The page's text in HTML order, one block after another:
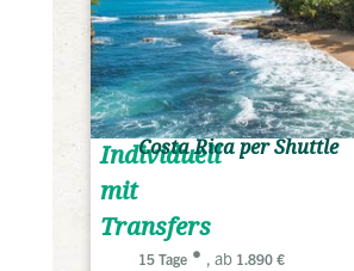
Individuell
mit
Transfers
Costa Rica per Shuttle
15 Tage , ab 1.890 €